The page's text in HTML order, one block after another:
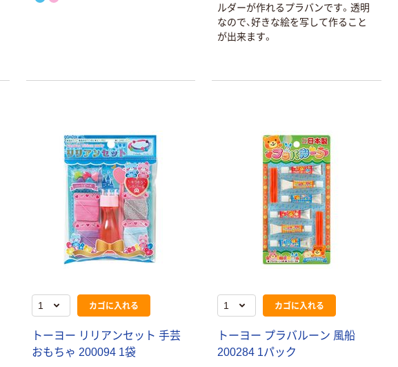
ルダーが作れるプラバンです。透明
なので、好きな絵を写して作ること
が出来ます。
カゴに入れる
トーヨー リリアンセット 手芸
おもちゃ 200094 1袋
カゴに入れる
トーヨー プラバルーン 風船
200284 1パック